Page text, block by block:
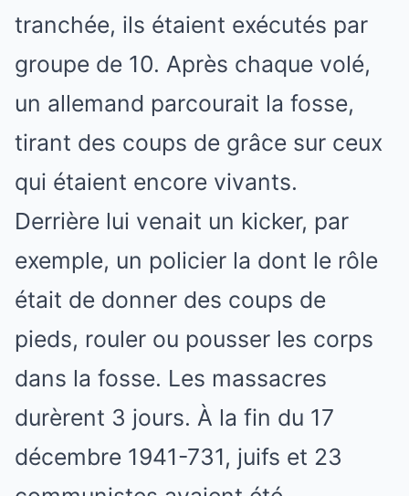
tranchée, ils étaient exécutés par
groupe de 10. Après chaque volé,
un allemand parcourait la fosse,
tirant des coups de grâce sur ceux
qui étaient encore vivants.
Derrière lui venait un kicker, par
exemple, un policier la dont le rôle
était de donner des coups de
pieds, rouler ou pousser les corps
dans la fosse. Les massacres
durèrent 3 jours. À la fin du 17
décembre 1941-731, juifs et 23